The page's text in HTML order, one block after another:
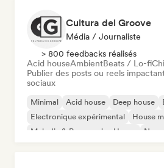
Cultura del Groove
Média / Journaliste
> 800 feedbacks réalisés
Acid houseAmbientBeats / Lo-fi
Publier des posts ou reels
sociaux
Minimal Acid house Deep house
Electronique expérimental
House
Melodic & Progressive House
New